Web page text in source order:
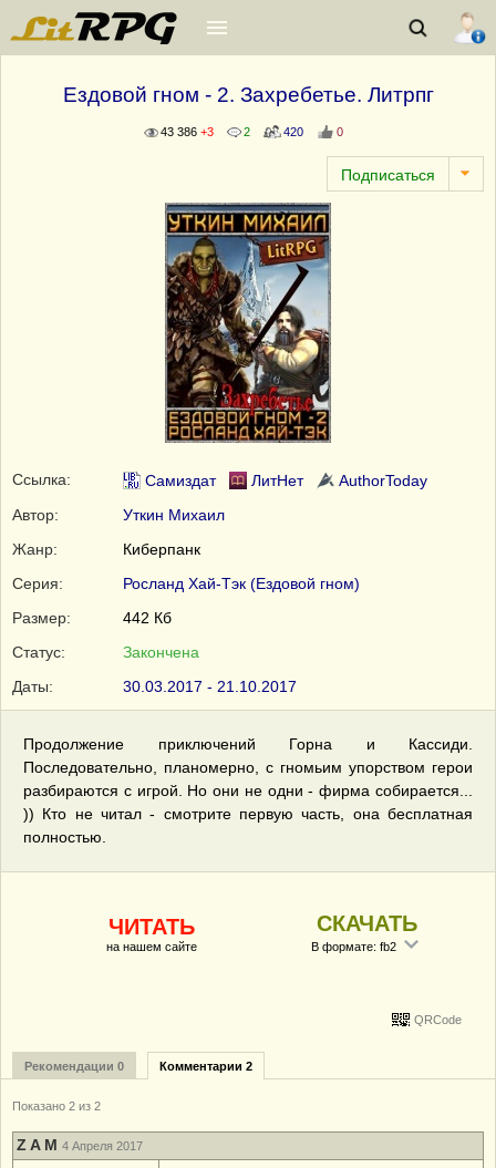
Ездовой гном - 2. Захребетье. Литрпг
43 386 +3 2 420 0
Ссылка: Самиздат ЛитНет
AuthorToday
Автор:
Уткин Михаил
Жанр:
Киберпанк
Серия:
Росланд Хай-Тэк (Ездовой гном)
Размер:
442 Кб
Статус:
Закончена
Даты:
30.03.2017 - 21.10.2017
Продолжение приключений Горна и Кассиди.
Последовательно, планомерно, с гномьим упорством герои
разбираются с игрой. Но они не одни - фирма собирается...
)) Кто не читал - смотрите первую часть, она бесплатная
полностью.
ЧИТАТЬ
на нашем сайте
СКАЧАТЬ
В формате: fb2
QRCode
Рекомендации 0 Комментарии 2
Показано 2 из 2
Z A M 4 Апреля 2017